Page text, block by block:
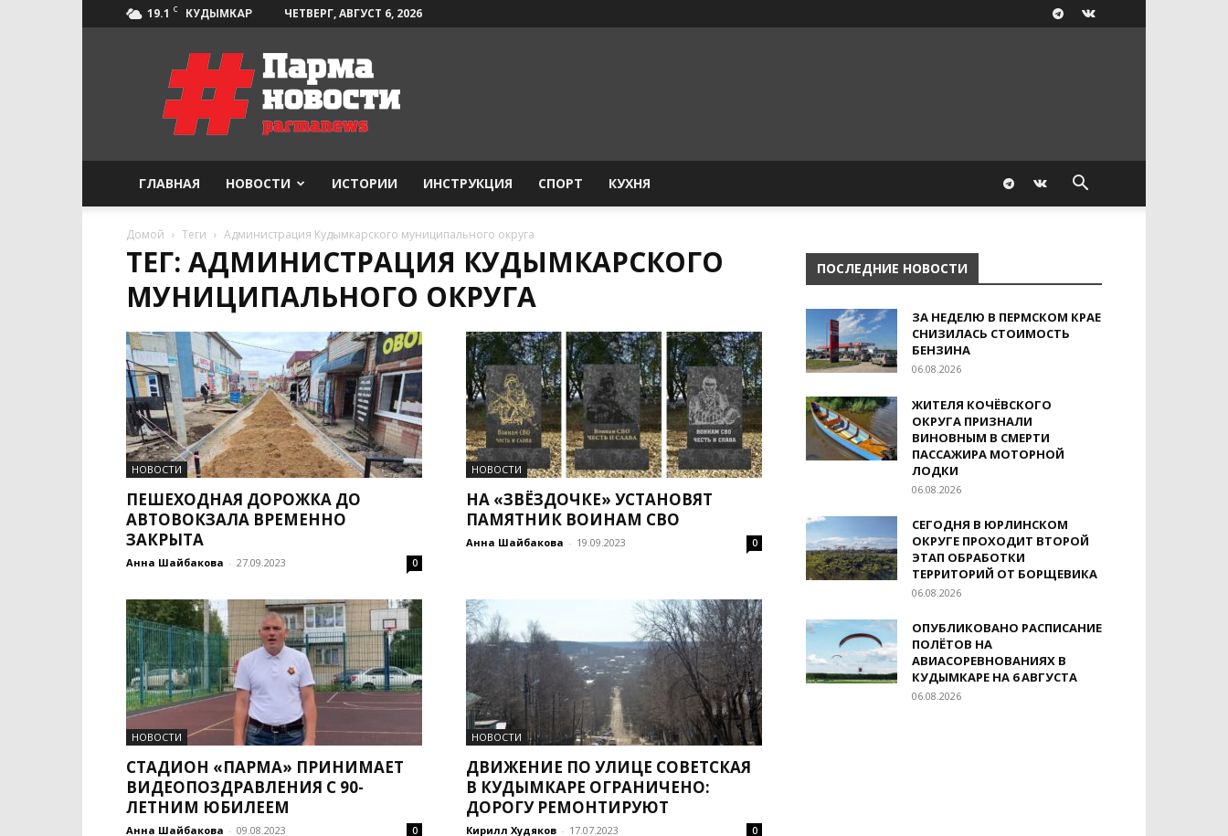
19.1 C КУДЫМКАР ЧЕТВЕРГ, АВГУСТ 6, 2026
Парма-
Новости
ГЛАВНАЯ НОВОСТИ ИСТОРИИ ИНСТРУКЦИЯ СПОРТ КУХНЯ
Домой Теги Администрация Кудымкарского муниципального округа
ТЕГ: АДМИНИСТРАЦИЯ КУДЫМКАРСКОГО
МУНИЦИПАЛЬНОГО ОКРУГА
НОВОСТИ
ПЕШЕХОДНАЯ ДОРОЖКА ДО
АВТОВОКЗАЛА ВРЕМЕННО
ЗАКРЫТА
Анна Шайбакова - 27.09.2023 0
НОВОСТИ
НА «ЗВЁЗДОЧКЕ» УСТАНОВЯТ
ПАМЯТНИК ВОИНАМ СВО
Анна Шайбакова - 19.09.2023 0
НОВОСТИ
СТАДИОН «ПАРМА» ПРИНИМАЕТ
ВИДЕОПОЗДРАВЛЕНИЯ С 90-
ЛЕТНИМ ЮБИЛЕЕМ
Анна Шайбакова - 09.08.2023 0
НОВОСТИ
ДВИЖЕНИЕ ПО УЛИЦЕ СОВЕТСКАЯ
В КУДЫМКАРЕ ОГРАНИЧЕНО:
ДОРОГУ РЕМОНТИРУЮТ
Кирилл Худяков - 17.07.2023 0
ПОСЛЕДНИЕ НОВОСТИ
ЗА НЕДЕЛЮ В ПЕРМСКОМ КРАЕ
СНИЗИЛАСЬ СТОИМОСТЬ
БЕНЗИНА
06.08.2026
ЖИТЕЛЯ КОЧЁВСКОГО
ОКРУГА ПРИЗНАЛИ
ВИНОВНЫМ В СМЕРТИ
ПАССАЖИРА МОТОРНОЙ
ЛОДКИ
06.08.2026
СЕГОДНЯ В ЮРЛИНСКОМ
ОКРУГЕ ПРОХОДИТ ВТОРОЙ
ЭТАП ОБРАБОТКИ
ТЕРРИТОРИЙ ОТ БОРЩЕВИКА
06.08.2026
ОПУБЛИКОВАНО РАСПИСАНИЕ
ПОЛЁТОВ НА
АВИАСОРЕВНОВАНИЯХ В
КУДЫМКАРЕ НА 6 АВГУСТА
06.08.2026